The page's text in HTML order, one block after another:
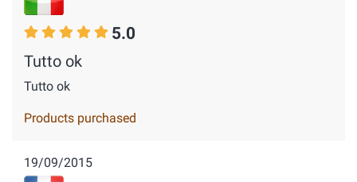
5.0
Tutto ok
Tutto ok
Products purchased
19/09/2015